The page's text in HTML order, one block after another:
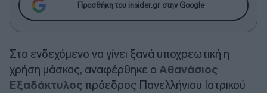
Προσθήκη του insider.gr στην Google
Στο ενδεχόμενο να γίνει ξανά υποχρεωτική η
χρήση μάσκας, αναφέρθηκε ο Αθανάσιος
Εξαδάκτυλος πρόεδρος Πανελλήνιου Ιατρικού